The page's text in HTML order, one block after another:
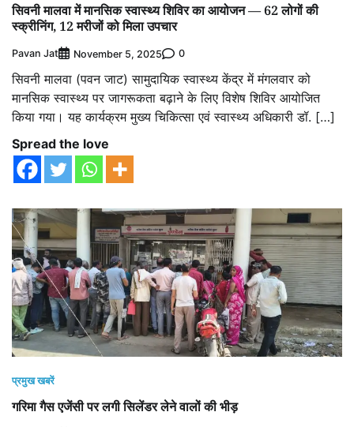
सिवनी मालवा में मानसिक स्वास्थ्य शिविर का आयोजन — 62 लोगों की
स्क्रीनिंग, 12 मरीजों को मिला उपचार
Pavan Jat November 5, 2025 0
सिवनी मालवा (पवन जाट) सामुदायिक स्वास्थ्य केंद्र में मंगलवार को
मानसिक स्वास्थ्य पर जागरूकता बढ़ाने के लिए विशेष शिविर आयोजित
किया गया। यह कार्यक्रम मुख्य चिकित्सा एवं स्वास्थ्य अधिकारी डॉ. […]
Spread the love
प्रमुख खबरें
गरिमा गैस एजेंसी पर लगी सिलेंडर लेने वालों की भीड़